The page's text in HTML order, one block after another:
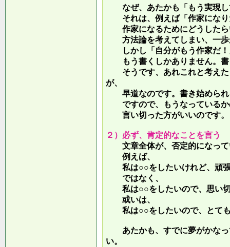
なぜ、あたかも「もう実現し
それは、例えば「作家になり
作家になるためにどうしたら
方法論を考えてしまい、一歩
しかし「自分がもう作家だ！
もう書くしかありません。書
そうです、あれこれと考えた
が、
早道なのです。書き始められ
ですので、もうなっているか
言い切った方がいいのです。
２）必ず、肯定的なことを言う
文章全体が、否定的になっ
例えば、
私は○○をしたいけれど、頑張
ではなく、
私は○○をしたいので、思い切
或いは、
私は○○をしたいので、とても
あたかも、すでに夢がかなっ
い。